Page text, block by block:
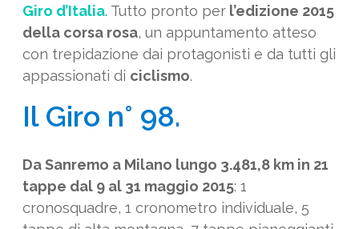
Giro d’Italia. Tutto pronto per l’edizione 2015
della corsa rosa, un appuntamento atteso
con trepidazione dai protagonisti e da tutti gli
appassionati di ciclismo.
Il Giro n° 98.
Da Sanremo a Milano lungo 3.481,8 km in 21
tappe dal 9 al 31 maggio 2015: 1
cronosquadre, 1 cronometro individuale, 5